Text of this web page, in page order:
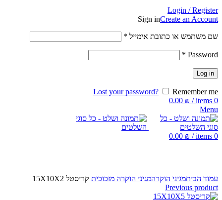
Login / Register
Sign inCreate an Account
שם משתמש או כתובת אימייל *
Password
*
Log in
Lost your password?
Remember me
0
items
/
0.00 ₪
Menu
0
items
/
0.00 ₪
עמוד הביתמגיני הוקרהמגיני הוקרה מזכוכית קריסטל 15X10X2
Previous product